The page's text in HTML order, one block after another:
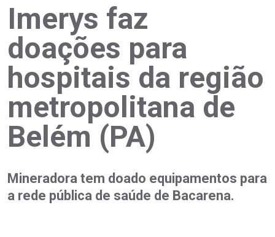
Imerys faz
doações para
hospitais da região
metropolitana de
Belém (PA)
Mineradora tem doado equipamentos para
a rede pública de saúde de Bacarena.